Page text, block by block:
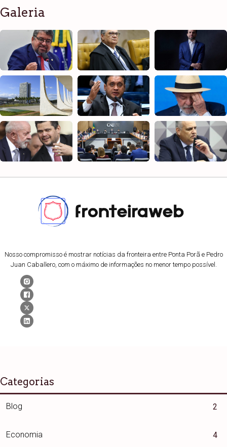
Galeria
Nosso compromisso é mostrar notícias da fronteira entre Ponta Porã e Pedro
Juan Caballero, com o máximo de informações no menor tempo possível.
Categorias
Blog 2
Economia 4